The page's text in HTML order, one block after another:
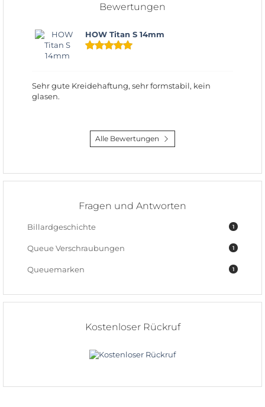
Bewertungen
HOW Titan S 14mm
Sehr gute Kreidehaftung, sehr formstabil, kein
glasen.
Alle Bewertungen
Fragen und Antworten
1
Billardgeschichte
1
Queue Verschraubungen
1
Queuemarken
Kostenloser Rückruf